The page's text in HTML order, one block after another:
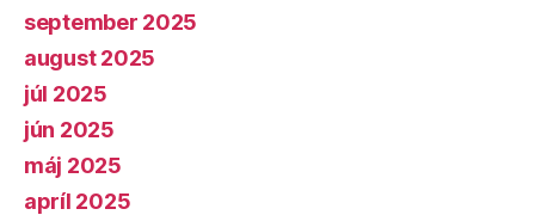
september 2025
august 2025
júl 2025
jún 2025
máj 2025
apríl 2025